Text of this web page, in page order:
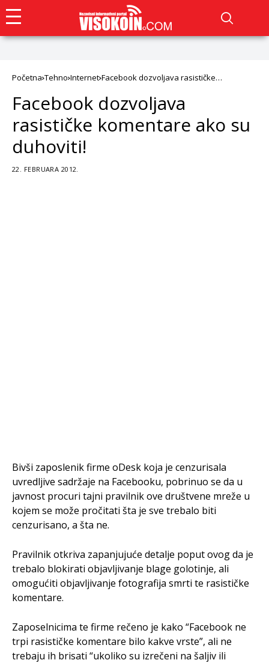
Početna Tehno Internet Facebook dozvoljava rasističke
Facebook dozvoljava
rasističke komentare ako su
duhoviti!
22. FEBRUARA 2012.
Bivši zaposlenik firme oDesk koja je cenzurisala
uvredljive sadržaje na Facebooku, pobrinuo se da u
javnost procuri tajni pravilnik ove društvene mreže u
kojem se može pročitati šta je sve trebalo biti
cenzurisano, a šta ne.
Pravilnik otkriva zapanjujuće detalje poput ovog da je
trebalo blokirati objavljivanje blage golotinje, ali
omogućiti objavljivanje fotografija smrti te rasističke
komentare.
Zaposelnicima te firme rečeno je kako “Facebook ne
trpi rasističke komentare bilo kakve vrste”, ali ne
trebaju ih brisati “ukoliko su izrečeni na šaljiv ili